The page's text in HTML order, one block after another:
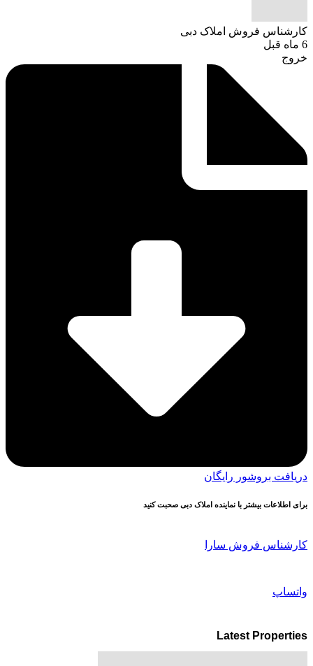
کارشناس فروش املاک دبی
6 ماه قبل
خروج
دریافت بروشور رایگان
برای اطلاعات بیشتر با نماینده املاک دبی صحبت کنید
کارشناس فروش سارا
واتساپ
Latest Properties